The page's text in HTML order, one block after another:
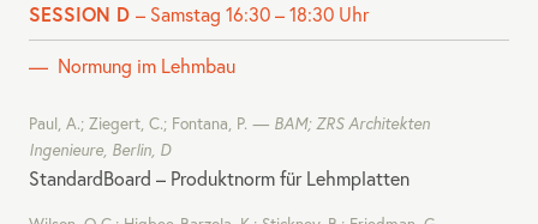
SESSION D – Samstag 16:30 – 18:30 Uhr
Normung im Lehmbau
Paul, A.; Ziegert, C.; Fontana, P. BAM;ZRSArchitekten
Ingenieure, Berlin, D
StandardBoard – Produktnorm für Lehmplatten